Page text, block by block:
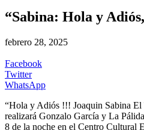
“Sabina: Hola y
febrero 28, 2025
Facebook
Twitter
WhatsApp
“Hola y Adiós !!! Joaquin Sabina El
realizará Gonzalo García y La
8 de la noche en el Centro Cultural